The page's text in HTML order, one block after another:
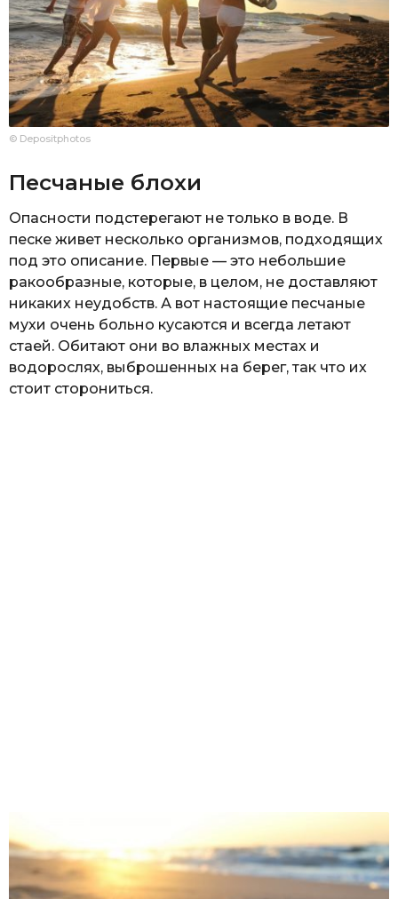
© Depositphotos
Песчаные блохи
Опасности подстерегают не только в воде. В
песке живет несколько организмов, подходящих
под это описание. Первые — это небольшие
ракообразные, которые, в целом, не доставляют
никаких неудобств. А вот настоящие песчаные
мухи очень больно кусаются и всегда летают
стаей. Обитают они во влажных местах и
водорослях, выброшенных на берег, так что их
стоит сторониться.